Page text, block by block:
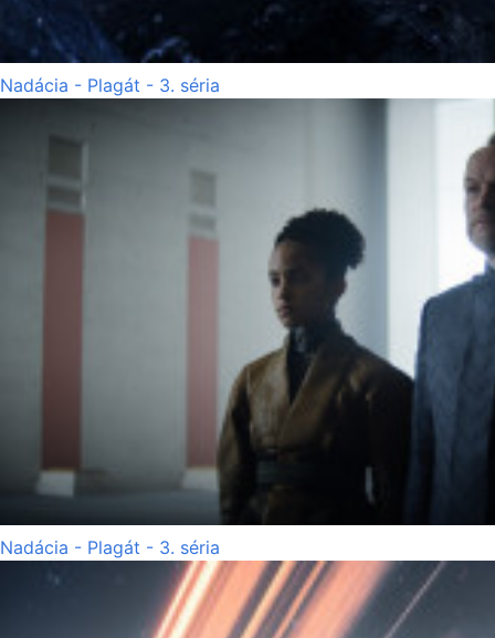
Nadácia - Plagát - 3. séria
Nadácia - Plagát - 3. séria